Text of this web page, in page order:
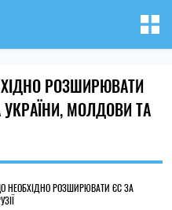
РОЗШИРЮВАТИ
МОЛДОВИ ТА
НЕОБХІДНО РОЗШИРЮВАТИ ЄС ЗА